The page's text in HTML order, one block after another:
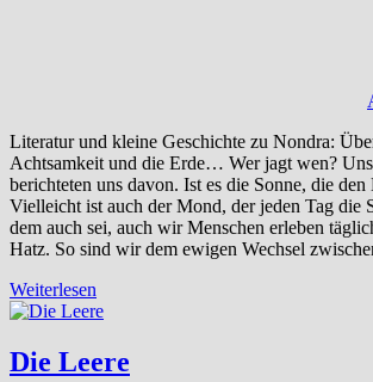
Literatur und kleine Geschichte zu Nondra:
Achtsamkeit und die Erde… Wer jagt wen?
berichteten uns davon. Ist es die Sonne, die
Vielleicht ist auch der Mond, der jeden Tag die
dem auch sei, auch wir Menschen erleben
Hatz. So sind wir dem ewigen Wechsel
Weiterlesen
Die Leere